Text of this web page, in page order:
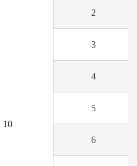
10
2
3
4
5
6